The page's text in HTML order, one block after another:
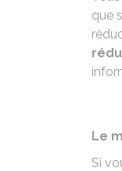
que
Le
Si